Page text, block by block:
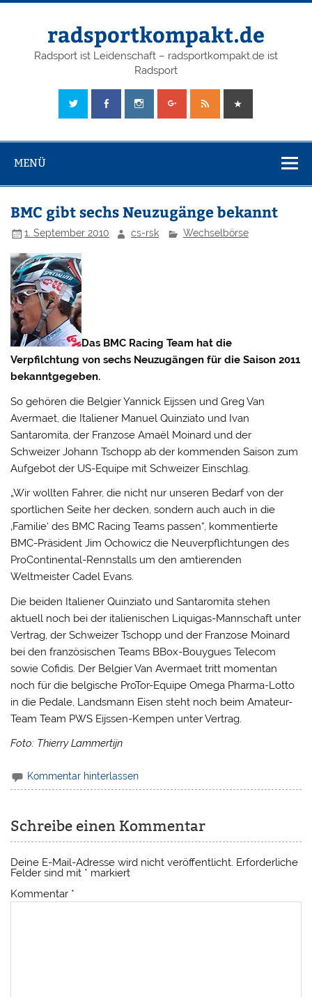
radsportkompakt.de
Radsport ist Leidenschaft – radsportkompakt.de ist
Radsport
MENÜ
BMC gibt sechs Neuzugänge bekannt
1. September 2010 cs-rsk Wechselbörse
Das BMC Racing Team hat die
Verpfilchtung von sechs Neuzugängen für die Saison 2011
bekanntgegeben.
So gehören die Belgier Yannick Eijssen und Greg Van
Avermaet, die Italiener Manuel Quinziato und Ivan
Santaromita, der Franzose Amaël Moinard und der
Schweizer Johann Tschopp ab der kommenden Saison zum
Aufgebot der US-Equipe mit Schweizer Einschlag.
„Wir wollten Fahrer, die nicht nur unseren Bedarf von der
sportlichen Seite her decken, sondern auch auch in die
‚Familie‘ des BMC Racing Teams passen“, kommentierte
BMC-Präsident Jim Ochowicz die Neuverpflichtungen des
ProContinental-Rennstalls um den amtierenden
Weltmeister Cadel Evans.
Die beiden Italiener Quinziato und Santaromita stehen
aktuell noch bei der italienischen Liquigas-Mannschaft unter
Vertrag, der Schweizer Tschopp und der Franzose Moinard
bei den französischen Teams BBox-Bouygues Telecom
sowie Cofidis. Der Belgier Van Avermaet tritt momentan
noch für die belgische ProTor-Equipe Omega Pharma-Lotto
in die Pedale, Landsmann Eisen steht noch beim Amateur-
Team Team PWS Eijssen-Kempen unter Vertrag.
Foto: Thierry Lammertijn
Kommentar hinterlassen
Schreibe einen Kommentar
Deine E-Mail-Adresse wird nicht veröffentlicht. Erforderliche
Felder sind mit * markiert
Kommentar *